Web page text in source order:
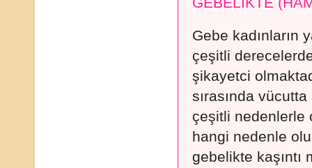
Gebe kadınların
çeşitli
şikayetci
sırasında vücutta
çeşitli nedenlerle
hangi nedenle
gebelikte kaşıntı